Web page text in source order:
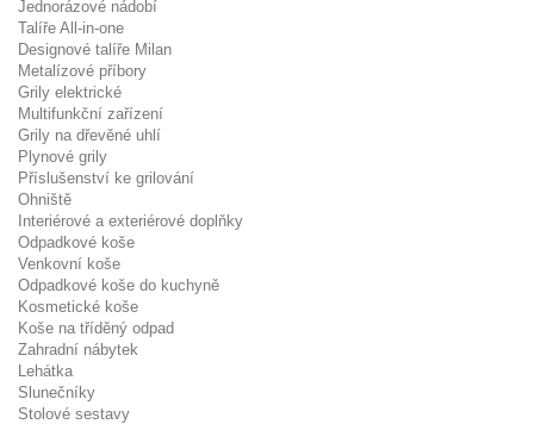
Jednorázové nádobí
Talíře All-in-one
Designové talíře Milan
Metalízové příbory
Grily elektrické
Multifunkční zařízení
Grily na dřevěné uhlí
Plynové grily
Příslušenství ke grilování
Ohniště
Interiérové a exteriérové doplňky
Odpadkové koše
Venkovní koše
Odpadkové koše do kuchyně
Kosmetické koše
Koše na tříděný odpad
Zahradní nábytek
Lehátka
Slunečníky
Stolové sestavy